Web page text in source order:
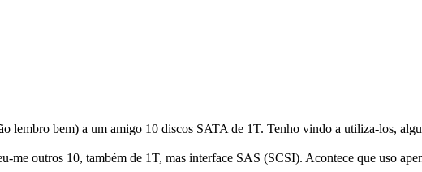
lembro bem) a um amigo 10 discos SATA de 1T. Tenho vindo a utiliza-los,
me outros 10, também de 1T, mas interface SAS (SCSI). Acontece que uso